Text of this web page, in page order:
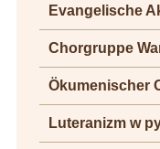
Evangelische
Chorgruppe
Ökumenischer
Luteranizm w